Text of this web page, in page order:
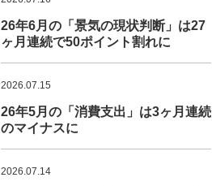
26年6月の「景気の現状判断」は27
ヶ月連続で50ポイント割れに
2026.07.15
26年5月の「消費支出」は3ヶ月連続
のマイナスに
2026.07.14